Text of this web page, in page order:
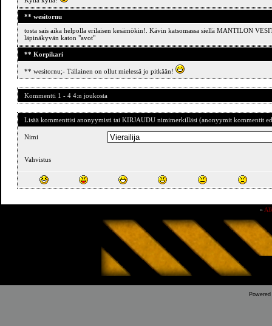
** wesitornu
tosta sais aika helpolla erilaisen kesämökin!. Kävin katsomassa siellä MANTILON
läpinäkyvän katon "avot"
** Korpikari
** wesitornu;- Tällainen on ollut mielessä jo pitkään!
Kommentti 1 - 4 4:n joukosta
Lisää kommenttisi anonyymisti tai KIRJAUDU nimimerkilläsi (anonyymit kommentit
Nimi
Vahvistus
»